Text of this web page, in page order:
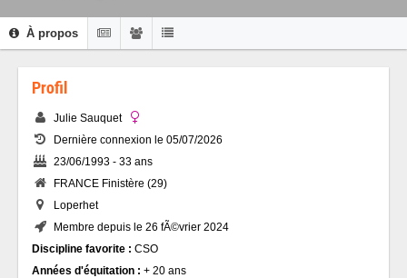
À propos
Profil
Julie Sauquet
Dernière connexion le 05/07/2026
23/06/1993 - 33 ans
FRANCE Finistère (29)
Loperhet
Membre depuis le 26 fÃ©vrier 2024
Discipline favorite : CSO
Années d'équitation : + 20 ans